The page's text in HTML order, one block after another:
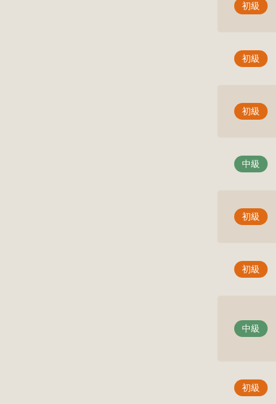
初級
初級
初級
中級
初級
初級
中級
初級